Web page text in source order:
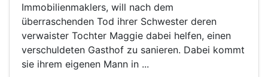
Immobilienmaklers, will nach dem
überraschenden Tod ihrer Schwester deren
verwaister Tochter Maggie dabei helfen, einen
verschuldeten Gasthof zu sanieren. Dabei kommt
sie ihrem eigenen Mann in ...